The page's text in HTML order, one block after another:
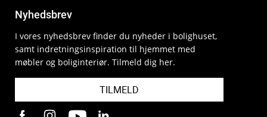
Nyhedsbrev
I vores nyhedsbrev finder du nyheder i bolighuset,
samt indretningsinspiration til hjemmet med
møbler og boliginteriør. Tilmeld dig her.
TILMELD